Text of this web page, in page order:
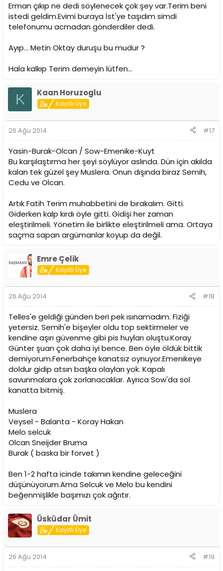
Erman çıkıp ne dedi söylenecek çok şey var.Terim beni
istedi geldim.Evimi buraya İst'ye taşıdım simdi
telefonumu acmadan gönderdiler dedi.
Ayıp... Metin Oktay duruşu bu mudur ?
Hala kalkıp Terim demeyin lütfen...
K Kaan Horuzoglu
Kayıtlı Üye
26 Ağu 2014 #17
Yasin-Burak-Olcan / Sow-Emenike-Kuyt
Bu karşılaştırma her şeyi söylüyor aslında. Dün için akılda
kalan tek güzel şey Muslera. Onun dışında biraz Semih,
Cedu ve Olcan.
Artık Fatih Terim muhabbetini de bırakalım. Gitti.
Giderken kalp kırdı öyle gitti. Gidişi her zaman
eleştirilmeli. Yönetim ile birlikte eleştirilmeli ama. Ortaya
saçma sapan argümanlar koyup da değil.
Emre Çelik
Kayıtlı Üye
26 Ağu 2014 #18
Telles'e geldiği günden beri pek ısınamadım. Fiziği
yetersiz. Semih'e bişeyler oldu top sektirmeler ve
kendine aşırı güvenme gibi pis huyları oluştu.Koray
Günter şuan çok daha iyi bence. Ben öyle öldük bittik
demiyorum.Fenerbahçe kanatsız oynuyor.Emenikeye
doldur gidip atsın başka olayları yok. Kapalı
savunmalara çok zorlanacaklar. Ayrıca Sow'da sol
kanatta bitmiş.
Muslera
Veysel - Balanta - Koray Hakan
Melo selcuk
Olcan Sneijder Bruma
Burak ( baska bir forvet )
Ben 1-2 hafta icinde takımın kendine geleceğini
düşünüyorum.Ama Selcuk ve Melo bu kendini
beğenmişlikle başımızı çok ağrıtır.
Üsküdar Ümit
Kayıtlı Üye
26 Ağu 2014 #19